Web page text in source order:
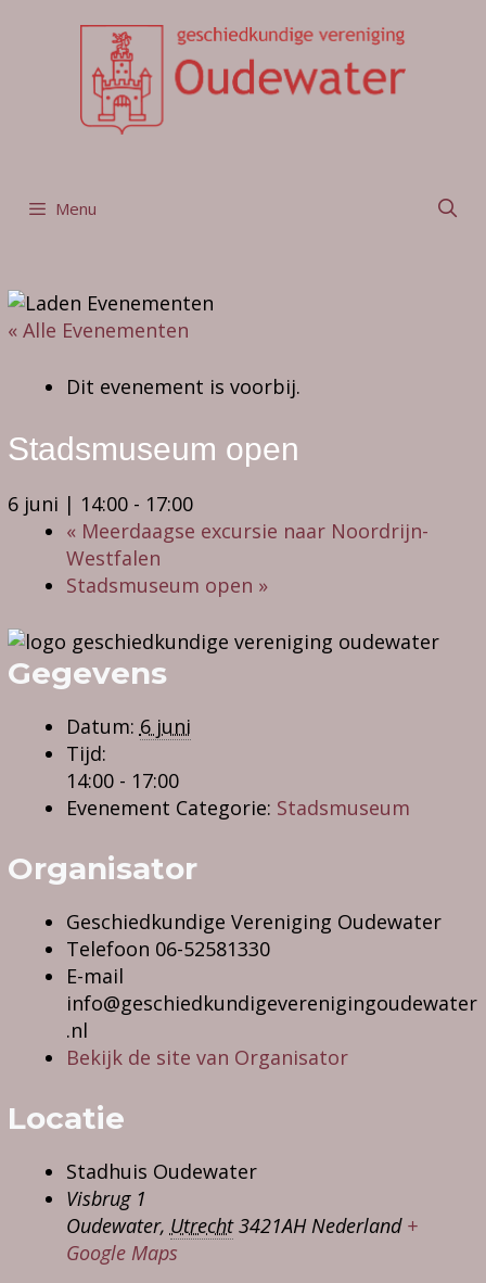
Menu
« Alle Evenementen
Dit evenement is voorbij.
Stadsmuseum open
6 juni | 14:00- 17:00
«Meerdaagse excursie naar Noordrijn-
Westfalen
Stadsmuseum open »
Gegevens
Datum: 6 juni
Tijd:
14:00 - 17:00
Evenement Categorie: Stadsmuseum
Organisator
Geschiedkundige Vereniging Oudewater
Telefoon 06-52581330
E-mail
info@geschiedkundigeverenigingoudewater
.nl
Bekijk de site van Organisator
Locatie
Stadhuis Oudewater
Visbrug 1
Oudewater, Utrecht 3421AH Nederland +
Google Maps